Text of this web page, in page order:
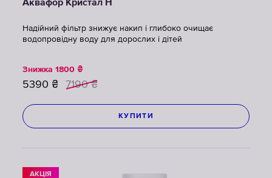
Аквафор Кристал Н
Надійний фільтр знижує накип і глибоко очищає
водопровідну воду для дорослих і дітей
Знижка 1800 ₴
5390 ₴ 7190 ₴
КУПИТИ
АКЦІЯ